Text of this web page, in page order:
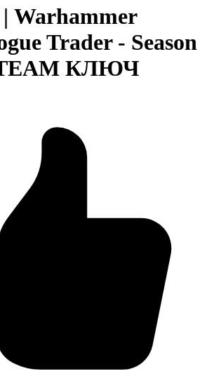
Trader - Season
КЛЮЧ